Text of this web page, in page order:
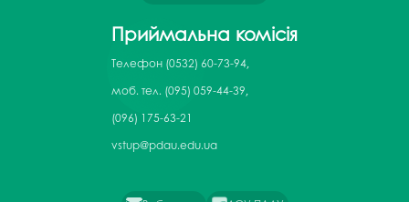
Приймальна комісія
Телефон (0532) 60-73-94,
моб. тел. (095) 059-44-39,
(096) 175-63-21
vstup@pdau.edu.ua